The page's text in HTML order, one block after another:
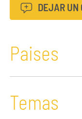
DEJAR UN
Paises
Temas